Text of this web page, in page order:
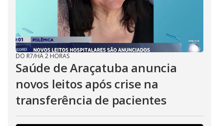
DO R7/HÁ 2 HORAS
Saúde de Araçatuba anuncia
novos leitos após crise na
transferência de pacientes